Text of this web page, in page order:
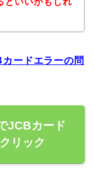
ードエラーの問
JCBカード
リック